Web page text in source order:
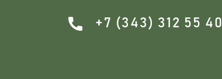
+7 (343) 312 55 40